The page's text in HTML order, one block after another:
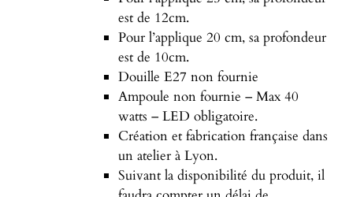
est de 12cm.
Pour l’applique 20 cm, sa profondeur
est de 10cm.
Douille E27 non fournie
Ampoule non fournie – Max 40
watts – LED obligatoire.
Création et fabrication française dans
un atelier à Lyon.
Suivant la disponibilité du produit, il